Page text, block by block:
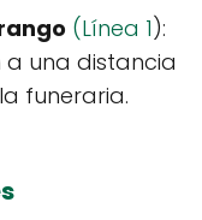
(Línea 1):
una distancia
funeraria.